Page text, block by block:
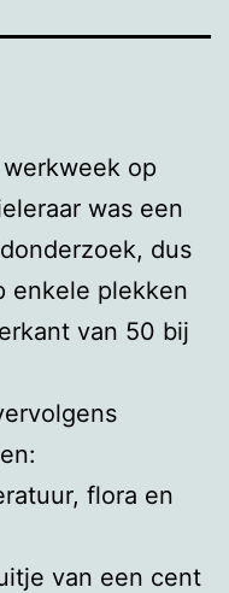
op
was een
dus
enkele plekken
van 50 bij
flora en
van een cent